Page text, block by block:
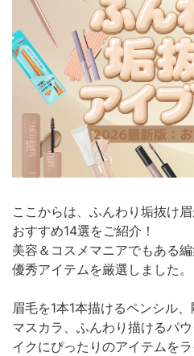
ここからは、ふんわり垢抜け
おすすめ14選をご紹介！
美容＆コスメマニアでもある
優秀アイテムを厳選しました。
眉毛を1本1本描けるペンシル
マスカラ、ふんわり描けるパ
イクにぴったりのアイテムをラ